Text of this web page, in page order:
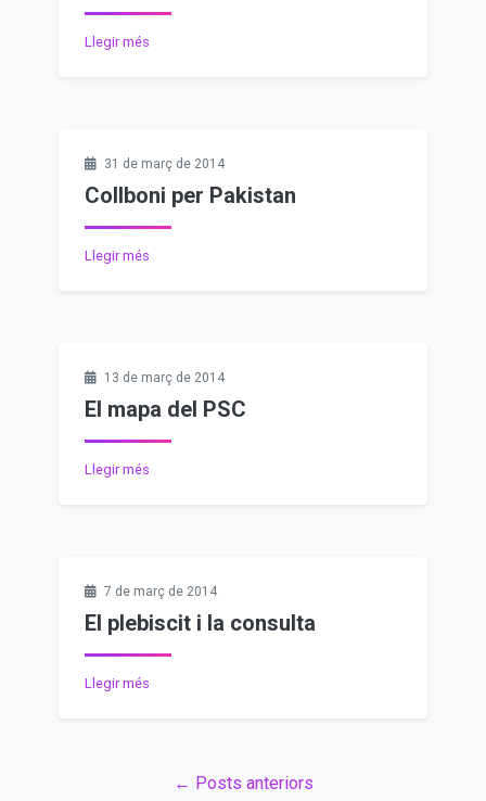
Llegir més
31 de març de 2014
Collboni per Pakistan
Llegir més
13 de març de 2014
El mapa del PSC
Llegir més
7 de març de 2014
El plebiscit i la consulta
Llegir més
← Posts anteriors